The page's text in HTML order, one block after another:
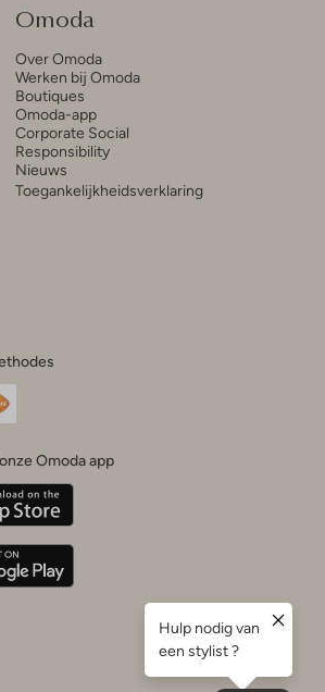
Omoda
Over Omoda
Werken bij Omoda
Boutiques
Omoda-app
Corporate Social
Responsibility
Nieuws
Toegankelijkheidsverklaring
Omoda app